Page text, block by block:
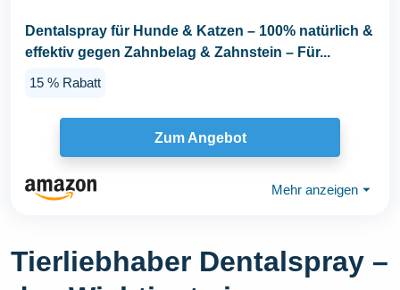
Dentalspray für Hunde & Katzen – 100% natürlich &
effektiv gegen Zahnbelag & Zahnstein – Für...
15 % Rabatt
Zum Angebot
Mehr anzeigen ⏷
Tierliebhaber Dentalspray –